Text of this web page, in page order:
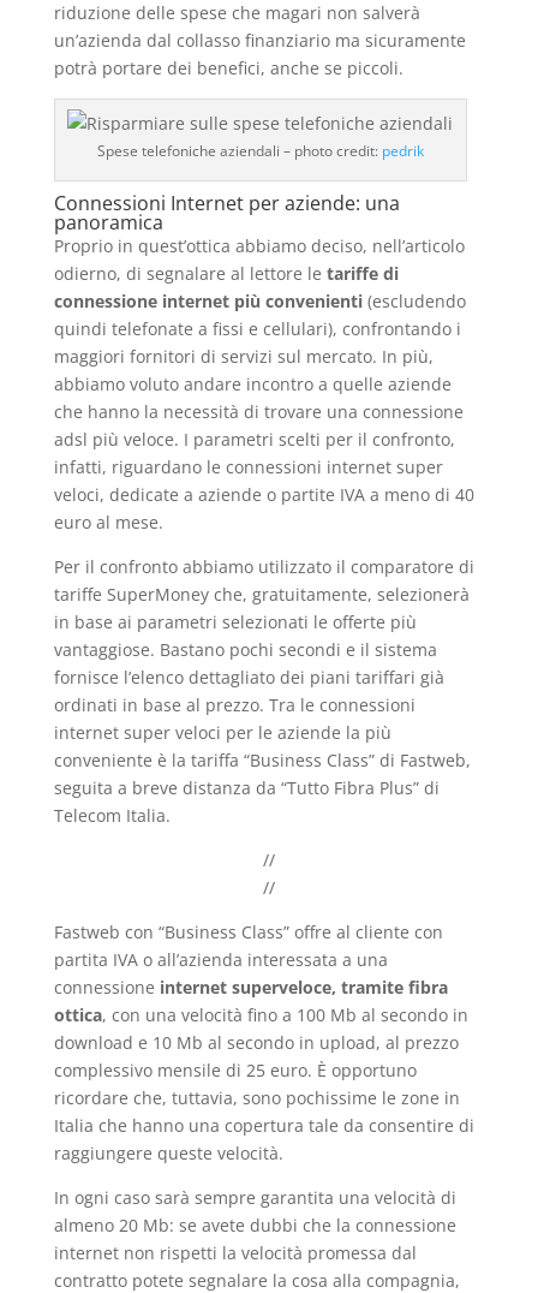
riduzione delle spese che magari non salverà
un’azienda dal collasso finanziario ma sicuramente
potrà portare dei benefici, anche se piccoli.
Spese telefoniche aziendali – photo credit: pedrik
Connessioni Internet per aziende: una
panoramica
Proprio in quest’ottica abbiamo deciso, nell’articolo
odierno, di segnalare al lettore le tariffe di
connessione internet più convenienti(escludendo
quindi telefonate a fissi e cellulari), confrontando i
maggiori fornitori di servizi sul mercato. In più,
abbiamo voluto andare incontro a quelle aziende
che hanno la necessità di trovare una connessione
adsl più veloce. I parametri scelti per il confronto,
infatti, riguardano le connessioni internet super
veloci, dedicate a aziende o partite IVA a meno di 40
euro al mese.
Per il confronto abbiamo utilizzato il comparatore di
tariffe SuperMoney che, gratuitamente, selezionerà
in base ai parametri selezionati le offerte più
vantaggiose. Bastano pochi secondi e il sistema
fornisce l’elenco dettagliato dei piani tariffari già
ordinati in base al prezzo. Tra le connessioni
internet super veloci per le aziende la più
conveniente è la tariffa “Business Class” di Fastweb,
seguita a breve distanza da “Tutto Fibra Plus” di
Telecom Italia.
//
//
Fastweb con “Business Class” offre al cliente con
partita IVA o all’azienda interessata a una
connessione internet superveloce, tramite fibra
ottica, con una velocità fino a 100 Mb al secondo in
download e 10 Mb al secondo in upload, al prezzo
complessivo mensile di 25 euro. È opportuno
ricordare che, tuttavia, sono pochissime le zone in
Italia che hanno una copertura tale da consentire di
raggiungere queste velocità.
In ogni caso sarà sempre garantita una velocità di
almeno 20 Mb: se avete dubbi che la connessione
internet non rispetti la velocità promessa dal
contratto potete segnalare la cosa alla compagnia,